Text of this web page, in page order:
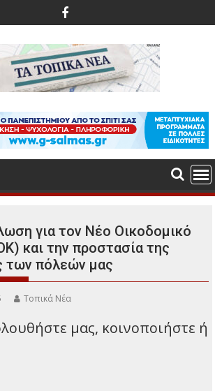
για τον Νέο Οικοδομικό
και την προστασία της
των πόλεών μας
Τοπικά Νέα
μας, κοινοποιήστε ή